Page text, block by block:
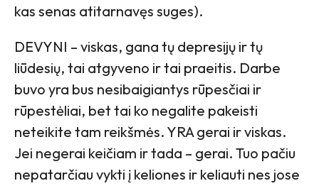
kas senas atitarnavęs suges).
DEVYNI – viskas, gana tų depresijų ir tų
liūdesių, tai atgyveno ir tai praeitis. Darbe
buvo yra bus nesibaigiantys rūpesčiai ir
rūpestėliai, bet tai ko negalite pakeisti
neteikite tam reikšmės. YRA gerai ir viskas.
Jei negerai keičiam ir tada – gerai. Tuo pačiu
nepatarčiau vykti į keliones ir keliauti nes jose